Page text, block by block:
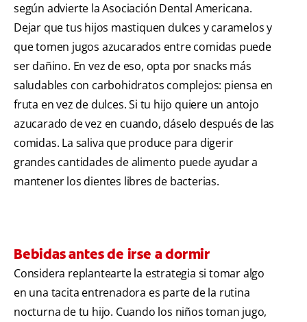
según advierte la Asociación Dental Americana.
Dejar que tus hijos mastiquen dulces y caramelos y
que tomen jugos azucarados entre comidas puede
ser dañino. En vez de eso, opta por snacks más
saludables con carbohidratos complejos: piensa en
fruta en vez de dulces. Si tu hijo quiere un antojo
azucarado de vez en cuando, dáselo después de las
comidas. La saliva que produce para digerir
grandes cantidades de alimento puede ayudar a
mantener los dientes libres de bacterias.
Bebidas antes de irse a dormir
Considera replantearte la estrategia si tomar algo
en una tacita entrenadora es parte de la rutina
nocturna de tu hijo. Cuando los niños toman jugo,